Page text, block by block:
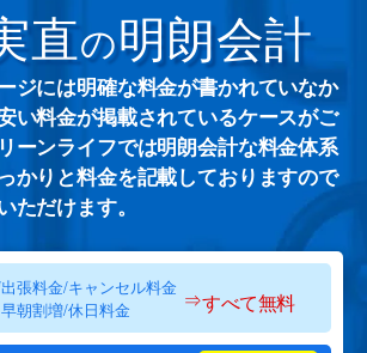
直の明朗会計
ジには明確な料金が書かれていなか
い料金が掲載されているケースがご
ーンライフでは明朗会計な料金体系
かりと料金を記載しておりますので
ただけます。
張料金/キャンセル料金
朝割増/休日料金
⇒すべて無料